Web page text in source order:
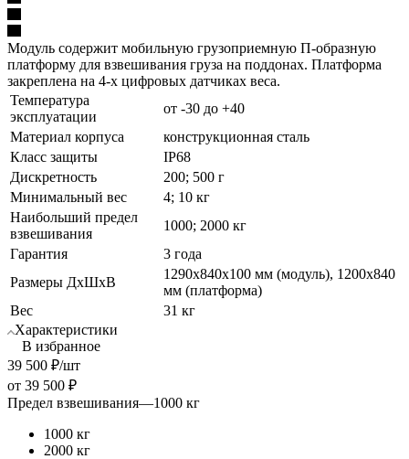
Модуль содержит мобильную грузоприемную П-образную
платформу для взвешивания груза на поддонах. Платформа
закреплена на 4-х цифровых датчиках веса.
Температура
эксплуатации
от -30 до +40
Материал корпуса
конструкционная сталь
Класс защиты
IP68
Дискретность
200; 500 г
Минимальный вес
4; 10 кг
Наибольший предел
взвешивания
1000; 2000 кг
Гарантия
3 года
Размеры ДхШхВ
1290х840х100 мм (модуль), 1200х840
мм (платформа)
Вес
31 кг
Характеристики
В избранное
39 500 ₽/шт
от 39 500 ₽
Предел взвешивания—1000 кг
1000 кг
2000 кг